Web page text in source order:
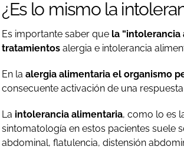
¿Es lo mismo la
Es importante saber que la “intolerancia
tratamientosalergia e intolerancia
En la alergia alimentaria el organismo
consecuente activación de una
La intolerancia alimentaria, como lo es
sintomatología en estos pacientes suele
abdominal, flatulencia, distensión